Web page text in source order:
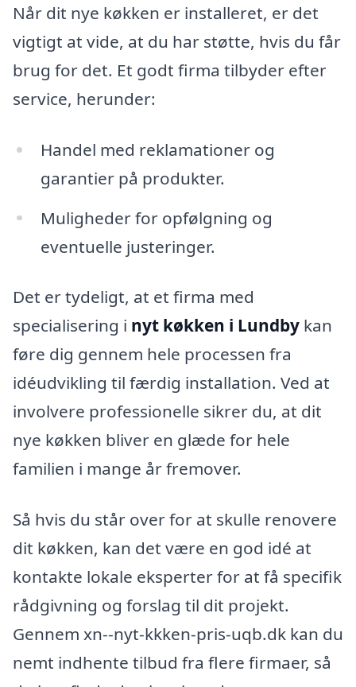
Når dit nye køkken er installeret, er det
vigtigt at vide, at du har støtte, hvis du får
brug for det. Et godt firma tilbyder efter
service, herunder:
Handel med reklamationer og
garantier på produkter.
Muligheder for opfølgning og
eventuelle justeringer.
Det er tydeligt, at et firma med
specialisering i nyt køkken i Lundby kan
føre dig gennem hele processen fra
idéudvikling til færdig installation. Ved at
involvere professionelle sikrer du, at dit
nye køkken bliver en glæde for hele
familien i mange år fremover.
Så hvis du står over for at skulle renovere
dit køkken, kan det være en god idé at
kontakte lokale eksperter for at få specifik
rådgivning og forslag til dit projekt.
Gennem xn--nyt-kkken-pris-uqb.dk kan du
nemt indhente tilbud fra flere firmaer, så